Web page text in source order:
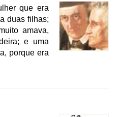
- Se
engenhosa
ao palácio;
que era
duas filhas;
amava,
e uma
porque era
que
- Fica